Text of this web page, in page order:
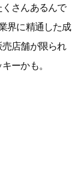
さんあるんで
界に精通した成
店舗が限られ
ーかも。